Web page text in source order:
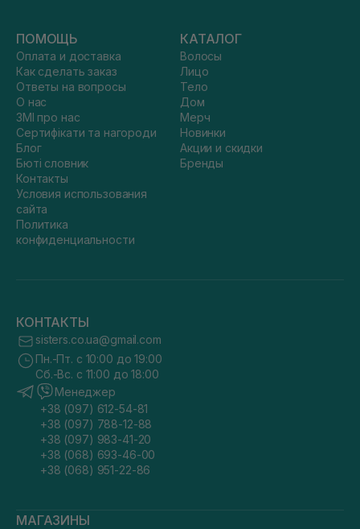
ПОМОЩЬ
Оплата и доставка
Как сделать заказ
Ответы на вопросы
О нас
ЗМІ про нас
Сертифікати та нагороди
Блог
Бюті словник
Контакты
Условия использования
сайта
Политика
конфиденциальности
КАТАЛОГ
Волосы
Лицо
Тело
Дом
Мерч
Новинки
Акции и скидки
Бренды
КОНТАКТЫ
sisters.co.ua@gmail.com
Пн.-Пт. с 10:00 до 19:00
Сб.-Вс. с 11:00 до 18:00
Менеджер
+38 (097) 612-54-81
+38 (097) 788-12-88
+38 (097) 983-41-20
+38 (068) 693-46-00
+38 (068) 951-22-86
МАГАЗИНЫ